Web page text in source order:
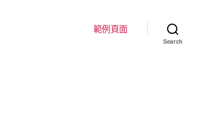
範例頁面
Search